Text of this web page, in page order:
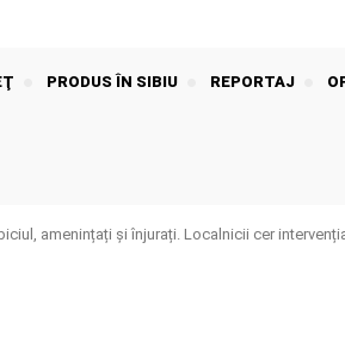
PRODUS ÎN SIBIU REPORTAJ
amenințați și înjurați. Localnicii cer